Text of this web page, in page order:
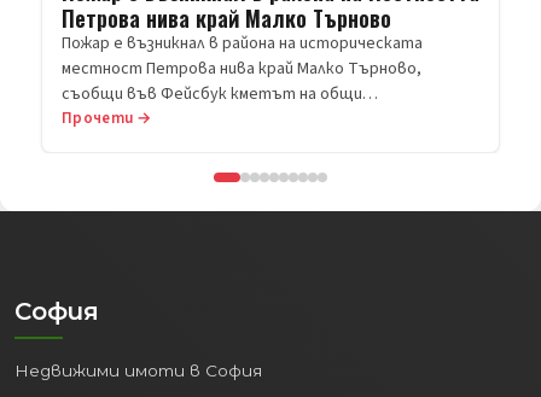
Прочети →
София
Недвижими имоти в София